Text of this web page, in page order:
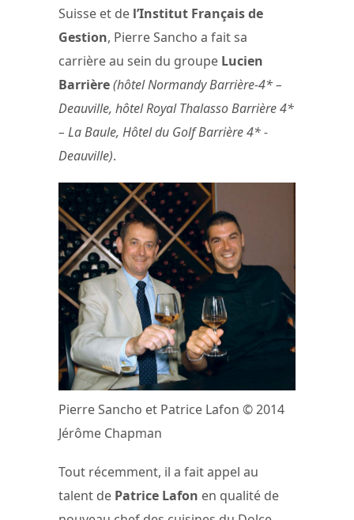
Suisse et de l’Institut Français de
Gestion, Pierre Sancho a fait sa
carrière au sein du groupe Lucien
Barrière(hôtel Normandy Barrière-4* –
Deauville, hôtel Royal Thalasso Barrière 4*
– La Baule, Hôtel du Golf Barrière 4* -
Deauville).
Pierre Sancho et Patrice Lafon © 2014
Jérôme Chapman
Tout récemment, il a fait appel au
talent de Patrice Lafon en qualité de